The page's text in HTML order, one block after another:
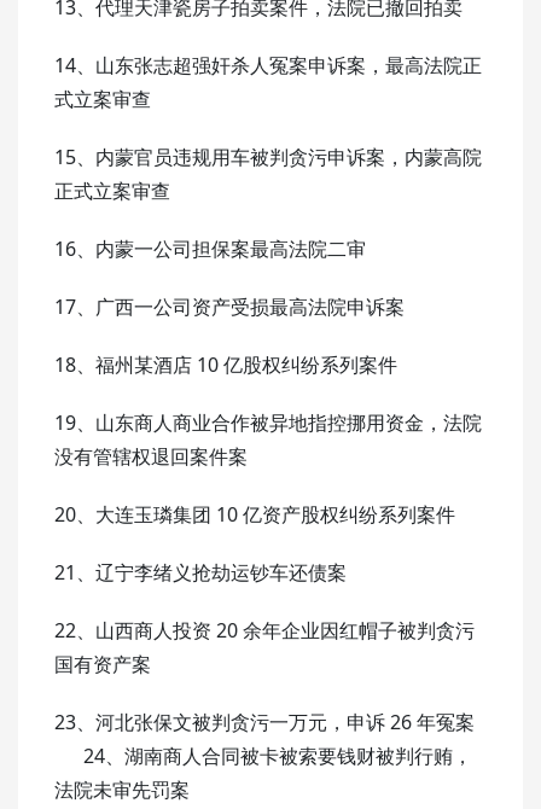
13、代理天津瓷房子拍卖案件，法院已撤回拍卖
14、山东张志超强奸杀人冤案申诉案，最高法院正
式立案审查
15、内蒙官员违规用车被判贪污申诉案，内蒙高院
正式立案审查
16、内蒙一公司担保案最高法院二审
17、广西一公司资产受损最高法院申诉案
18、福州某酒店 10 亿股权纠纷系列案件
19、山东商人商业合作被异地指控挪用资金，法院
没有管辖权退回案件案
20、大连玉璘集团 10 亿资产股权纠纷系列案件
21、辽宁李绪义抢劫运钞车还债案
22、山西商人投资 20 余年企业因红帽子被判贪污
国有资产案
23、河北张保文被判贪污一万元，申诉 26 年冤案
24、湖南商人合同被卡被索要钱财被判行贿，
法院未审先罚案